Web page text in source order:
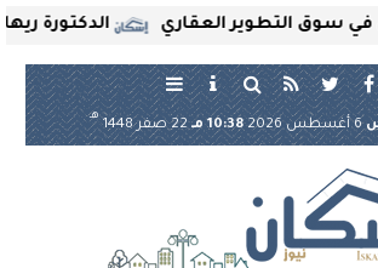
الدكتورة ريهام العقاري
6 أغسطس 2026 10:38 مـ 22 صفر 1448
هـ